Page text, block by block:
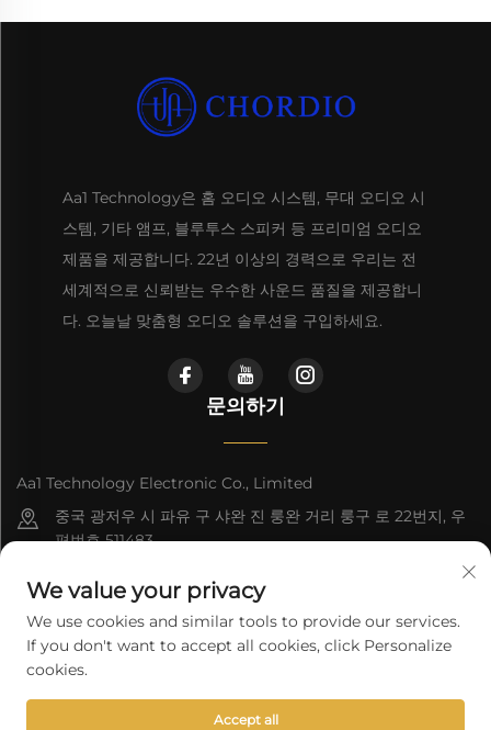
Aa1 Technology은 홈 오디오 시스템, 무대 오디오 시
스템, 기타 앰프, 블루투스 스피커 등 프리미엄 오디오
제품을 제공합니다. 22년 이상의 경력으로 우리는 전
세계적으로 신뢰받는 우수한 사운드 품질을 제공합니
다. 오늘날 맞춤형 오디오 솔루션을 구입하세요.
문의하기
Aa1 Technology Electronic Co., Limited
중국 광저우 시 파유 구 샤완 진 룽완 거리 룽구 로 22번지, 우
편번호 511483
+86-19588875523
[email protected]
Copyright © 2026 Aa1 Technology Electronic Co., Limited. 판권
개인정보 보호정책
We value your privacy
We use cookies and similar tools to provide our services.
If you don't want to accept all cookies, click Personalize
cookies.
Accept all